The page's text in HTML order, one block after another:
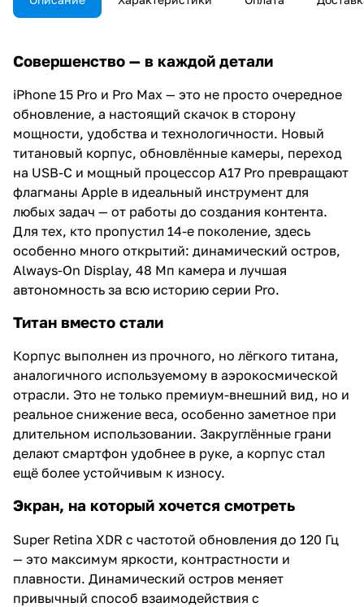
Совершенство — в каждой детали
iPhone 15 Pro и Pro Max — это не просто очередное
обновление, а настоящий скачок в сторону
мощности, удобства и технологичности. Новый
титановый корпус, обновлённые камеры, переход
на USB-C и мощный процессор A17 Pro превращают
флагманы Apple в идеальный инструмент для
любых задач — от работы до создания контента.
Для тех, кто пропустил 14-е поколение, здесь
особенно много открытий: динамический остров,
Always-On Display, 48 Мп камера и лучшая
автономность за всю историю серии Pro.
Титан вместо стали
Корпус выполнен из прочного, но лёгкого титана,
аналогичного используемому в аэрокосмической
отрасли. Это не только премиум-внешний вид, но и
реальное снижение веса, особенно заметное при
длительном использовании. Закруглённые грани
делают смартфон удобнее в руке, а корпус стал
ещё более устойчивым к износу.
Экран, на который хочется смотреть
Super Retina XDR с частотой обновления до 120 Гц
— это максимум яркости, контрастности и
плавности. Динамический остров меняет
привычный способ взаимодействия с